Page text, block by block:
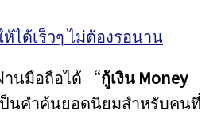
ได้เร็วๆ ไม่ต้องรอนาน
านมือถือได้ “กู้เงิน Money
นคำค้นยอดนิยมสำหรับคนที่